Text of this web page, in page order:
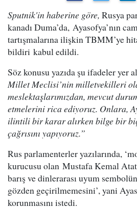
Sputnik'in haberine göre, Rusya
kanadı Duma’da, Ayasofya’nın
tartışmalarına ilişkin TBMM’ye
bildiri kabul edildi.
Söz konusu yazıda şu ifadeler yer
Millet Meclisi’nin milletvekilleri
meslektaşlarımızdan, mevcut
etmelerini rica ediyoruz. Onlara,
ilintili bir karar alırken bilge bir
çağrısını yapıyoruz.”
Rus parlamenterler yazılarında,
kurucusu olan Mustafa Kemal
barış ve dinlerarası uyum
gözden geçirilmemesini’, yani
korunmasını istedi.